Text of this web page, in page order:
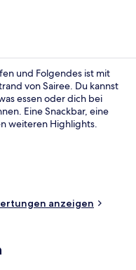
und Folgendes ist mit
von Sairee. Du kannst
essen oder dich bei
Eine Snackbar, eine
weiteren Highlights.
anzeigen